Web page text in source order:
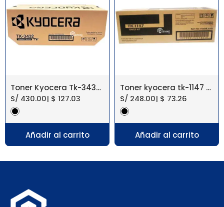
Toner Kyocera Tk-3432 Ecosys Ma5500Ifx, Pa5500X
S/ 430.00| $ 127.03
Añadir al carrito
Toner kyocera tk-1147 fs-1035mfp 12k
S/ 248.00| $ 73.26
Añadir al carrito